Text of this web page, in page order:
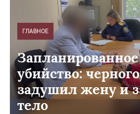
ГЛАВНОЕ
Запланированное
убийство:
задушил жену и
тело